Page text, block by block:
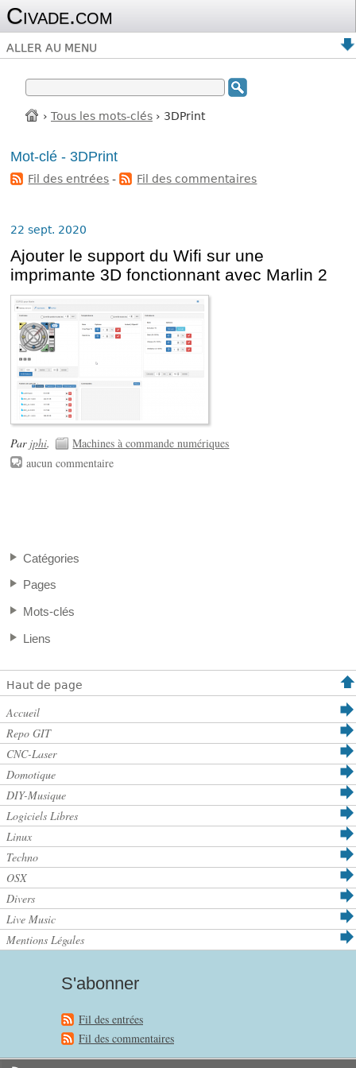
Civade.com
ALLER AU MENU
› Tous les mots-clés › 3DPrint
Mot-clé - 3DPrint
Fil des entrées - Fil des commentaires
22 sept. 2020
Ajouter le support du Wifi sur une
imprimante 3D fonctionnant avec Marlin 2
Par jphi.
Machines à commande numériques
aucun commentaire
Catégories
Pages
Mots-clés
Liens
Haut de page
Accueil
Repo GIT
CNC-Laser
Domotique
DIY-Musique
Logiciels Libres
Linux
Techno
OSX
Divers
Live Music
Mentions Légales
S'abonner
Fil des entrées
Fil des commentaires